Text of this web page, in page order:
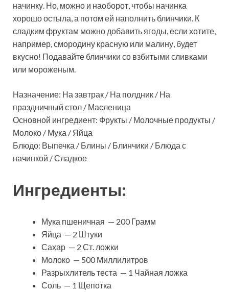
начинку. Но, можно и наоборот, чтобы начинка
хорошо остыла, а потом ей наполнить блинчики. К
сладким фруктам можно добавить ягоды, если хотите,
например, смородину красную или малину, будет
вкусно! Подавайте блинчики со взбитыми сливками
или мороженым.
Назначение: На завтрак / На полдник / На
праздничный стол / Масленица
Основной ингредиент: Фрукты / Молочные продукты /
Молоко / Мука / Яйца
Блюдо: Выпечка / Блины / Блинчики / Блюда с
начинкой / Сладкое
Ингредиенты:
Мука пшеничная — 200 Грамм
Яйца — 2 Штуки
Сахар — 2 Ст. ложки
Молоко — 500 Миллилитров
Разрыхлитель теста — 1 Чайная ложка
Соль — 1 Щепотка